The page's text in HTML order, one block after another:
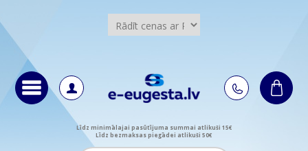
Līdz minimālajai pasūtījuma summai atlikuši 15€
Līdz bezmaksas piegādei atlikuši 50€